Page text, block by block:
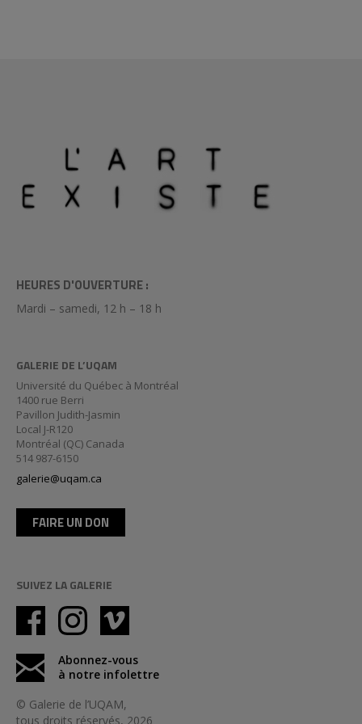
HEURES D'OUVERTURE :
Mardi – samedi, 12 h – 18 h
GALERIE DE L’UQAM
Université du Québec à Montréal
1400 rue Berri
Pavillon Judith-Jasmin
Local J-R120
Montréal (QC) Canada
514 987-6150
galerie@uqam.ca
FAIRE UN DON
SUIVEZ LA GALERIE
Abonnez-vous
à notre infolettre
© Galerie de l’UQAM,
tous droits réservés, 2026